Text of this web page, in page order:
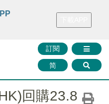
財華證券 媒體矩陣
訂閱
简
回購23.8